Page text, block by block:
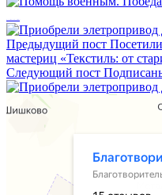
Предыдущий пост
мастериц «Текстиль: от
Следующий пост